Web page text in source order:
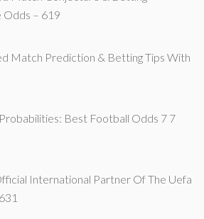
Odds – 619
Match Prediction & Betting Tips With
Best Football Odds 7 7
International Partner Of The Uefa